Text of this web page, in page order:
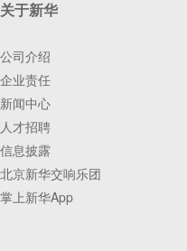
关于新华
公司介绍
企业责任
新闻中心
人才招聘
信息披露
北京新华交响乐团
掌上新华App